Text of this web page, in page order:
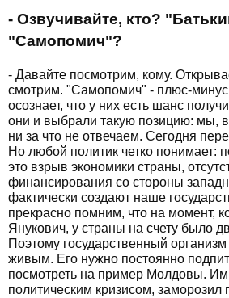
- Озвучивайте, кто?
"Самопомич"?
- Давайте посмотрим, кому.
смотрим. "Самопомич" - плюс-
осознает, что у них есть шанс
они и выбрали такую позицию: мы,
ни за что не отвечаем. Сегодня
Но любой политик четко понимает:
это взрыв экономики страны,
финансирования со стороны
фактически создают наше
прекрасно помним, что на момент,
Янукович, у страны на счету было
Поэтому государственный организм
живым. Его нужно постоянно
посмотреть на пример Молдовы.
политическим кризисом, заморозил